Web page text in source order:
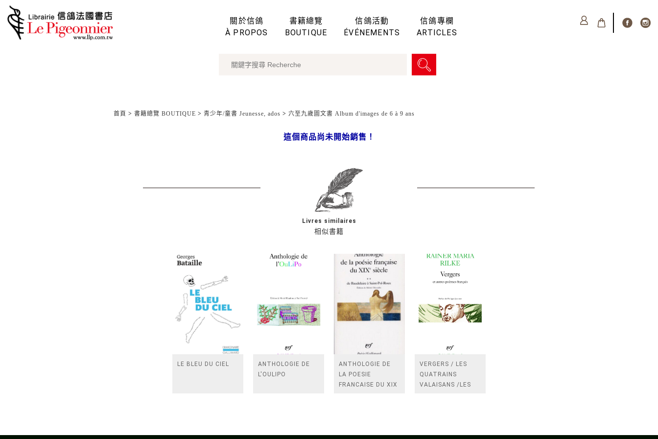
關於信鴿
À PROPOS
書籍總覽
BOUTIQUE
信鴿活動
ÉVÉNEMENTS
信鴿專欄
ARTICLES
首頁 > 書籍總覽 BOUTIQUE > 青少年/童書 Jeunesse, ados > 六至九歲圖文書 Album d'images de 6 à 9 ans
這個商品尚未開始銷售！
相似書籍
Livres similaires
LE BLEU DU CIEL
ANTHOLOGIE DE
L'OULIPO
ANTHOLOGIE DE
LA POESIE
FRANCAISE DU XIX
VERGERS / LES
QUATRAINS
VALAISANS /LES